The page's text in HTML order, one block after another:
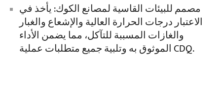
مصمم للبيئات القاسية لمصانع الكوك: يأخذ في
الاعتبار درجات الحرارة العالية والإشعاع والغبار
والغازات المسببة للتآكل، مما يضمن الأداء
الموثوق به وتلبية جميع متطلبات عملية CDQ.